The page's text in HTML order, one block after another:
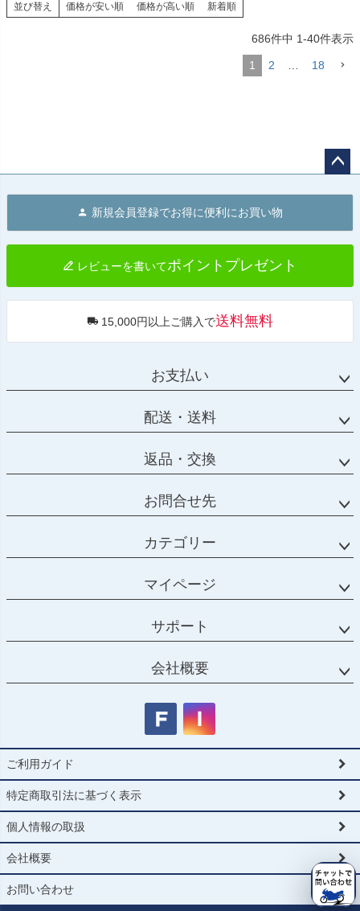
並び替え 価格が安い順 価格が高い順 新着順
686件中 1-40件表示
1 2 … 18
へ
新規会員登録でお得に便利にお買い物
レビューを書いてポイントプレゼント
15,000円以上ご購入で送料無料
お支払い
配送・送料
返品・交換
お問合せ先
カテゴリー
マイページ
サポート
会社概要
ご利用ガイド
特定商取引法に基づく表示
個人情報の取扱
会社概要
お問い合わせ